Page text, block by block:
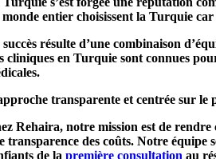
entier choisissent la Turquie
succès résulte d’une combinaison
cliniques en Turquie sont connues
transparente et centrée sur le
Rehaira, notre mission est de
transparence des coûts. Notre équipe
de lapremière consultation au